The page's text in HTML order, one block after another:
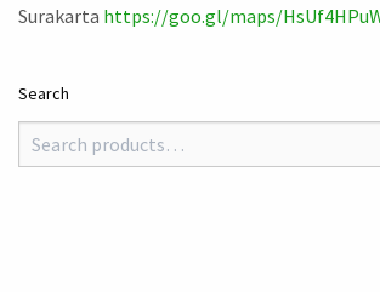
Surakarta https://goo.gl/maps/
Search